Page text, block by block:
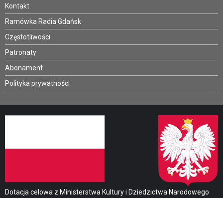
Kontakt
Ramówka Radia Gdańsk
Częstotliwości
Patronaty
Abonament
Polityka prywatności
Dotacja celowa z Ministerstwa Kultury i Dziedzictwa Narodowego